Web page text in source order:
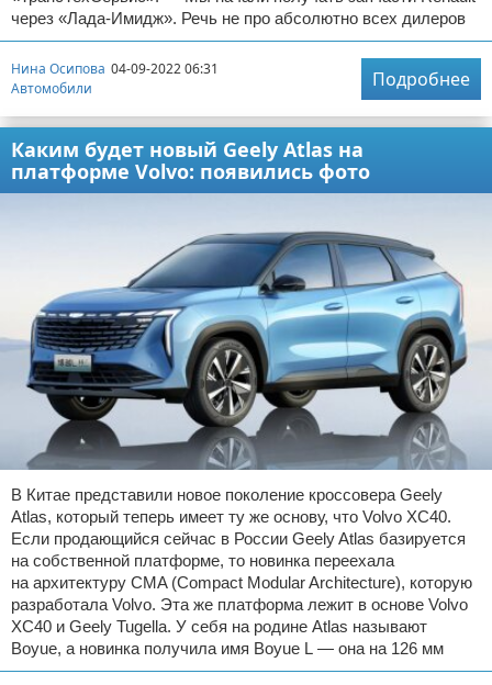
через «Лада-Имидж». Речь не про абсолютно всех дилеров
Нина Осипова 04-09-2022 06:31
Автомобили
Подробнее
Каким будет новый Geely Atlas на
платформе Volvo: появились фото
В Китае представили новое поколение кроссовера Geely
Atlas, который теперь имеет ту же основу, что Volvo XC40.
Если продающийся сейчас в России Geely Atlas базируется
на собственной платформе, то новинка переехала
на архитектуру CMA (Compact Modular Architecture), которую
разработала Volvo. Эта же платформа лежит в основе Volvo
XC40 и Geely Tugella. У себя на родине Atlas называют
Boyue, а новинка получила имя Boyue L — она на 126 мм